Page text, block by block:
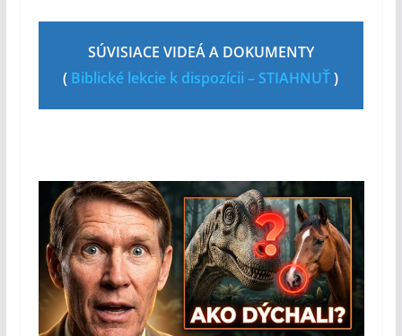
SÚVISIACE VIDEÁ A DOKUMENTY
( Biblické lekcie k dispozícii – STIAHNUŤ)